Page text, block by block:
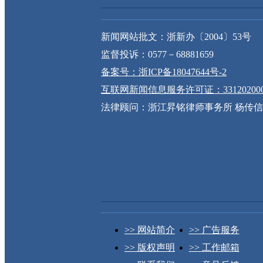
新闻网站批文：浙新办〔2004〕53号
监督投诉：0577－68881659
备案号：浙ICP备18047644号-2
互联网新闻信息服务许可证：
法律顾问：浙江昇铭律师事务所 杨传
>> 网站简介
>> 广告服务
>> 版权声明
>> 工作邮箱